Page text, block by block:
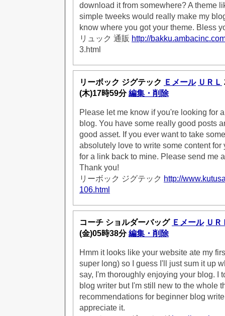
download it from somewhere? A theme
simple tweeks would really make my
know where you got your theme. Bless
リュック 通販 http://
3.html
リーボック ジグテック Ｅメール ＵＲＬ
(木)17時59分編集・削除
Please let me know if you're looking for
blog. You have some really good posts
good asset. If you ever want to take
absolutely love to write some content
for a link back to mine. Please send me
Thank you!
リーボック ジグテック http://
106.html
コーチ ショルダーバッグ Ｅメール ＵＲ
(金)05時38分編集・削除
Hmm it looks like your website ate my
super long) so I guess I'll just sum it up
say, I'm thoroughly enjoying your blog. I
blog writer but I'm still new to the whole
recommendations for beginner blog
appreciate it.